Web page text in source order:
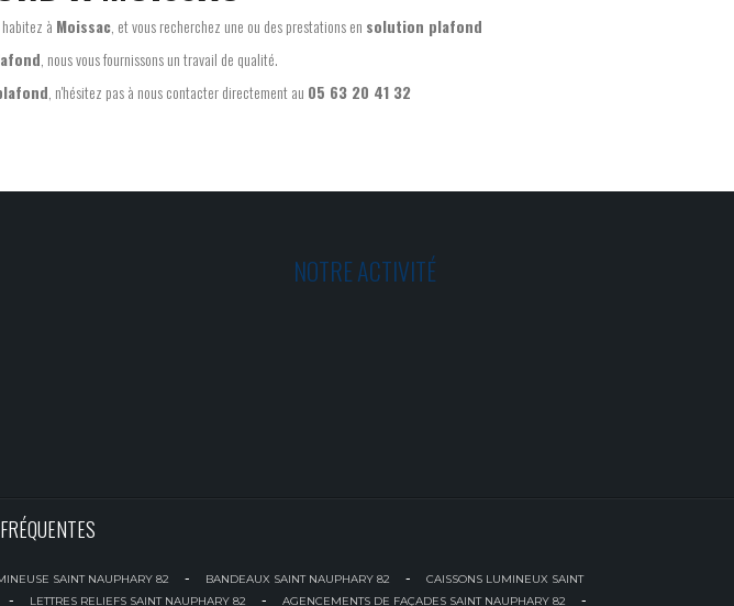
à Moissac , et vous recherchez une ou des prestations en solution plafond
, nous vous fournissons un travail de qualité.
, n'hésitez pas à nous contacter directement au 05 63 20 41 32
NOTRE ACTIVITÉ
SAINT NAUPHARY 82 - BANDEAUX SAINT NAUPHARY 82 -
CAISSONS LUMINEUX SAINT
- LETTRES RELIEFS SAINT NAUPHARY 82 - AGENCEMENTS DE FAÇADES SAINT NAUPHARY 82 -